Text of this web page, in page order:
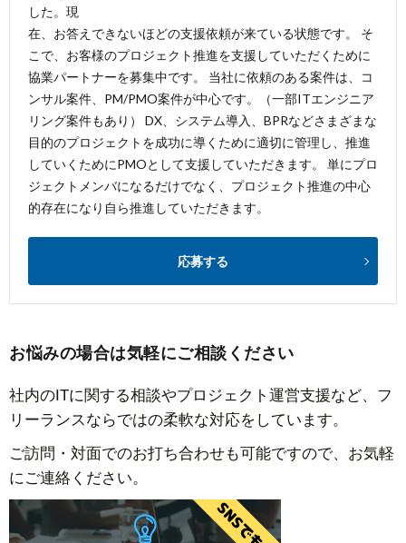
した。現
在、お答えできないほどの支援依頼が来ている状態です。 そ
こで、お客様のプロジェクト推進を支援していただくために
協業パートナーを募集中です。 当社に依頼のある案件は、コ
ンサル案件、PM/PMO案件が中心です。（一部ITエンジニア
リング案件もあり） DX、システム導入、BPRなどさまざまな
目的のプロジェクトを成功に導くために適切に管理し、推進
していくためにPMOとして支援していただきます。 単にプロ
ジェクトメンバになるだけでなく、プロジェクト推進の中心
的存在になり自ら推進していただきます。
応募する
お悩みの場合は気軽にご相談ください
社内のITに関する相談やプロジェクト運営支援など、フ
リーランスならではの柔軟な対応をしています。
ご訪問・対面でのお打ち合わせも可能ですので、お気軽
にご連絡ください。